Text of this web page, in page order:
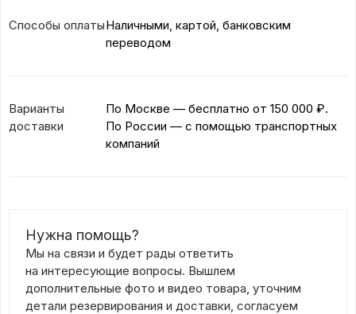
Способы оплатыНаличными, картой, банковским
переводом
Варианты
доставки
По Москве — бесплатно от 150 000 ₽.
По России — с помощью транспортных
компаний
Нужна помощь?
Мы на связи и будет рады ответить
на интересующие вопросы. Вышлем
дополнительные фото и видео товара, уточним
детали резервирования и доставки, согласуем